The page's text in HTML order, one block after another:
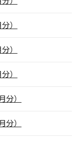
）
）
）
）
）